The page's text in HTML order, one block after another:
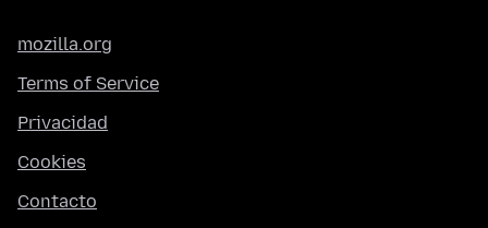
mozilla.org
Terms of Service
Privacidad
Cookies
Contacto